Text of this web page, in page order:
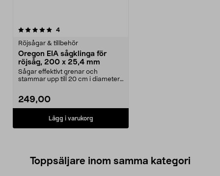
4recensioner
Röjsågar & tillbehör
Oregon EIA sågklinga för
röjsåg, 200 x 25,4 mm
Sågar effektivt grenar och
stammar upp till 20 cm i diameter.
249,00
Lägg i varukorg
Toppsäljare inom samma kategori